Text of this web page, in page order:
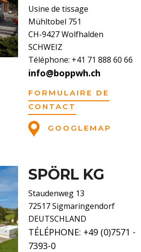
Usine de tissage
Mühltobel 751
CH-9427 Wolfhalden
SCHWEIZ
Téléphone: +41 71 888 60 66
info@boppwh.ch
FORMULAIRE DE
CONTACT
GOOGLEMAP
SPÖRL KG
Staudenweg 13
72517 Sigmaringendorf
DEUTSCHLAND
TÉLÉPHONE: +49 (0)7571 -
7393-0